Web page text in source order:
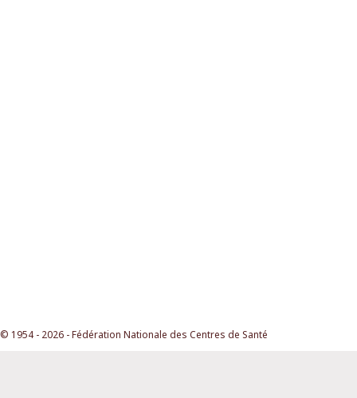
© 1954 - 2026 - Fédération Nationale des Centres de Santé